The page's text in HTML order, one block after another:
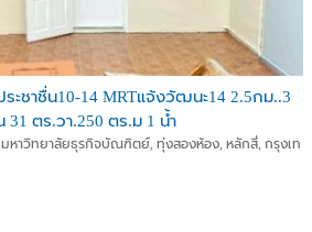
ชาชื่น10-14 MRTแจ้งวัฒนะ14 2.5กม..3
31 ตร.วา.250 ตร.ม 1 น้ำ
หาวิทยาลัยธุรกิจบัณฑิตย์, ทุ่งสองห้อง, หลักสี่, กรุงเทพ